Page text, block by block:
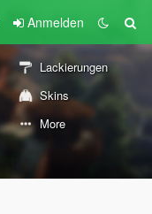
Anmelden
Lackierungen
Skins
More